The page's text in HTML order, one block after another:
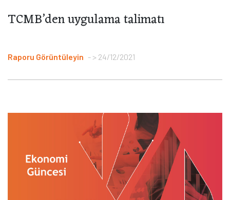
TCMB’den uygulama talimatı
Raporu Görüntüleyin > 24/12/2021